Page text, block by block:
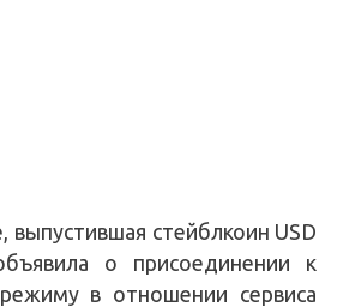
выпустившая стейблкоин USD
о присоединении к
в отношении сервиса